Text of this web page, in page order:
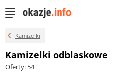
Kamizelki
Kamizelki odblaskowe
Oferty: 54